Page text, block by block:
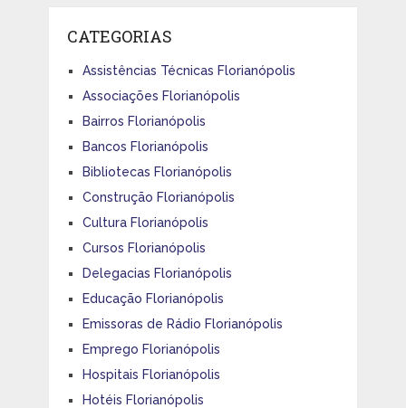
CATEGORIAS
Assistências Técnicas Florianópolis
Associações Florianópolis
Bairros Florianópolis
Bancos Florianópolis
Bibliotecas Florianópolis
Construção Florianópolis
Cultura Florianópolis
Cursos Florianópolis
Delegacias Florianópolis
Educação Florianópolis
Emissoras de Rádio Florianópolis
Emprego Florianópolis
Hospitais Florianópolis
Hotéis Florianópolis